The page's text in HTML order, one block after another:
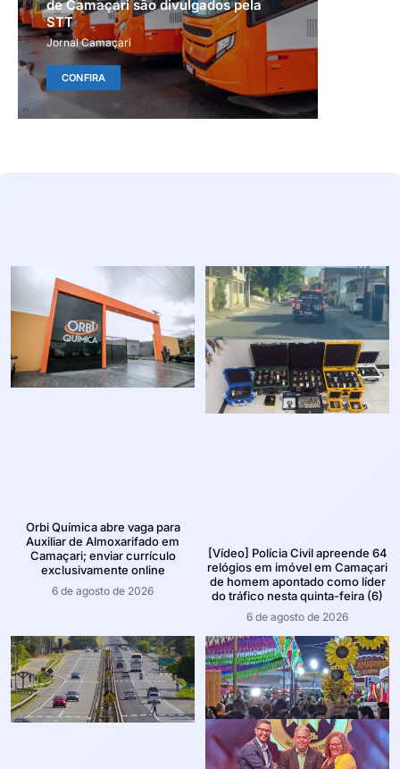
de Camaçari são divulgados pela
STT
Jornal Camaçari
CONFIRA
Orbi Química abre vaga para
Auxiliar de Almoxarifado em
Camaçari; enviar currículo
exclusivamente online
6 de agosto de 2026
[Vídeo] Polícia Civil apreende 64
relógios em imóvel em Camaçari
de homem apontado como líder
do tráfico nesta quinta-feira (6)
6 de agosto de 2026